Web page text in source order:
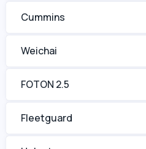
Cummins
Weichai
FOTON 2.5
Fleetguard